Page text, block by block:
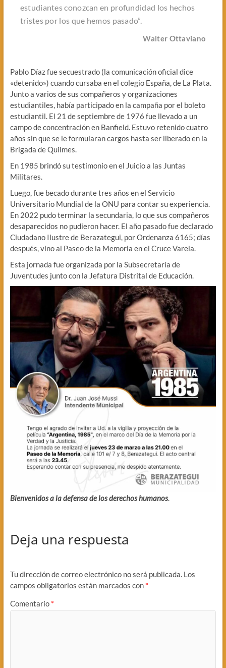
estudiantes conozcan en profundidad los hechos
tristes por los que hemos pasado”.
Walter Ottaviano
Pablo Díaz fue secuestrado (la comunicación oficial dice
«detenido») cuando cursaba en el colegio España, de La Plata.
Junto a varios de sus compañeros y organizaciones
estudiantiles, había participado en la campaña por el boleto
estudiantil. El 21 de septiembre de 1976 fue llevado a un
campo de concentración en Banfield. Estuvo retenido cuatro
años sin que se le formularan cargos hasta ser liberado en la
Brigada de Quilmes.
En 1985 brindó su testimonio en el Juicio a las Juntas
Militares.
Luego, fue becado durante tres años en el Servicio
Universitario Mundial de la ONU para contar su experiencia.
En 2022 pudo terminar la secundaria, lo que sus compañeros
desaparecidos no pudieron hacer. El año pasado fue declarado
Ciudadano Ilustre de Berazategui, por Ordenanza 6165; días
después, vino al Paseo de la Memoria en el Cruce Varela.
Esta jornada fue organizada por la Subsecretaría de
Juventudes junto con la Jefatura Distrital de Educación.
Bienvenidos a la defensa de los derechos humanos.
Deja una respuesta
Tu dirección de correo electrónico no será publicada. Los
campos obligatorios están marcados con *
Comentario *